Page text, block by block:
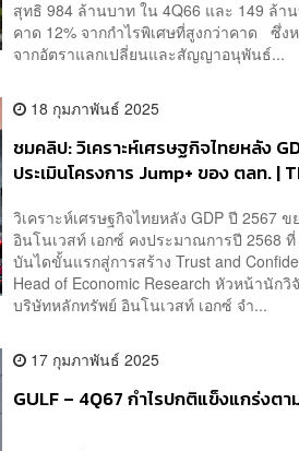
สุทธิ 984 ล้านบาท ใน 4Q66 และ 149 ล้า
คาด 12% จากกำไรพิเศษที่สูงกว่าคาด ซึ่ง
จากอัตราแลกเปลี่ยนและสัญญาอนุพันธ์...
18 กุมภาพันธ์ 2025
ชมคลิป: วิเคราะห์เศรษฐกิจไทยหลัง
ประเมินโครงการ Jump+ ของ ตลท. |
วิเคราะห์เศรษฐกิจไทยหลัง GDP ปี 2567
อินโนเวสท์ เอกซ์ คงประมาณการปี 2568
บันไดขั้นแรกสู่การสร้าง Trust and
Head of Economic Research หัวหน้านัก
บริษัทหลักทรัพย์ อินโนเวสท์ เอกซ์ จำ...
17 กุมภาพันธ์ 2025
GULF – 4Q67 กำไรปกติแข็งแกร่งตา